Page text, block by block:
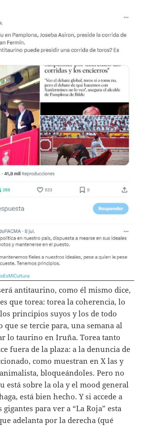
antitaurino, como él mismo dice,
que torea: torea la coherencia, lo
principios suyos y los de todo
que se tercie para, una semana al
lo taurino en Iruña. Torea tanto
fuera de la plaza: a la denuncia de
como muestran en X las y
bloqueándoles. Pero no
está sobre la ola y el mood general
está bien hecho. Y si accede a
para ver a “La Roja” esta
adelanta por la derecha (qué